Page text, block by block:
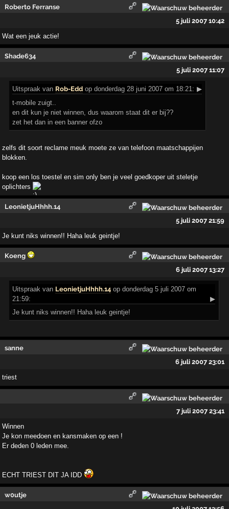
Roberto Ferranse
5 juli 2007 10:42
Wat een jeuk actie!
Shade634
5 juli 2007 11:07
Uitspraak van Rob-Edd op donderdag 28 juni 2007 om 18:21: ▶
t-mobile zuigt..
en dit kun je niet winnen, dus waarom staat dit er bij??
zet het dan in een banner ofzo
zelfs dit soort reclame meuk moete ze van telefoon maatschappijen
blokken.
koop een los toestel en sim only ben je veel goedkoper uit steletje
oplichters
LeonietjuHhhh.14
5 juli 2007 21:59
Je kunt niks winnen!! Haha leuk geintje!
Koeng
6 juli 2007 13:27
Uitspraak van LeonietjuHhhh.14 op donderdag 5 juli 2007 om
21:59:
▶
Je kunt niks winnen!! Haha leuk geintje!
sanne
6 juli 2007 23:01
triest
7 juli 2007 23:41
Winnen
Je kon meedoen en kansmaken op een !
Er deden 0 leden mee.
ECHT TRIEST DIT JA IDD
w0utje